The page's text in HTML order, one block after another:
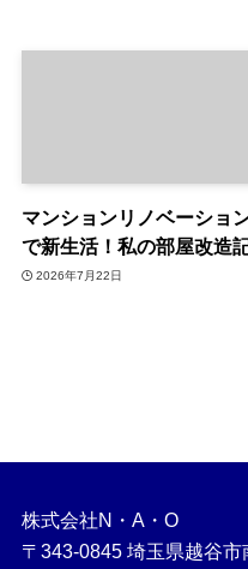
マンションリノベーショ
で新生活！私の部屋改造
2026年7月22日
株式会社N・A・O
〒343-0845 埼玉県越谷